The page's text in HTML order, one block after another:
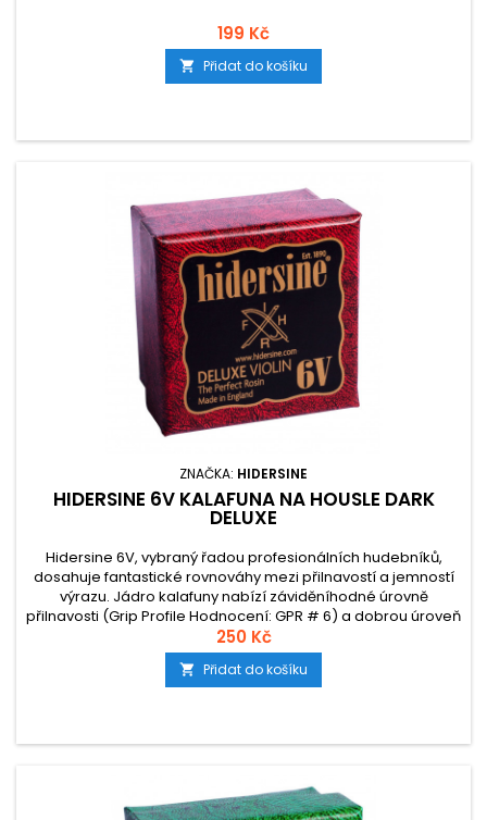
199 Kč
 Přidat do košíku
ZNAČKA: HIDERSINE
HIDERSINE 6V KALAFUNA NA HOUSLE DARK
DELUXE
Hidersine 6V, vybraný řadou profesionálních hudebníků,
dosahuje fantastické rovnováhy mezi přilnavostí a jemností
výrazu. Jádro kalafuny nabízí záviděníhodné úrovně
přilnavosti (Grip Profile Hodnocení: GPR # 6) a dobrou úroveň
attacku, a široké možnosti artikulace.
250 Kč
 Přidat do košíku